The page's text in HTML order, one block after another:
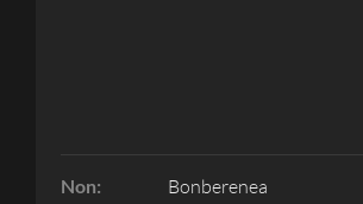
Non: Bonberenea